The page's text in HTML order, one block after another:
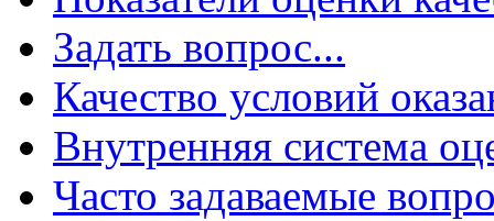
Задать вопрос...
Качество условий
Внутренняя система
Часто задаваемые